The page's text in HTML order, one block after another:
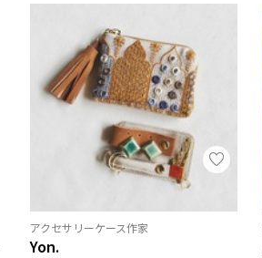
アクセサリーケース作家
Yon.